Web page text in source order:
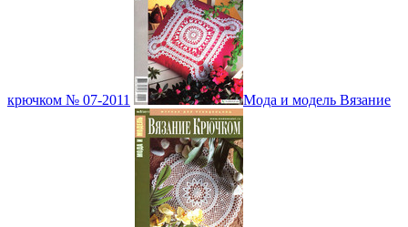
крючком № 07-2011 Мода и модель Вязание